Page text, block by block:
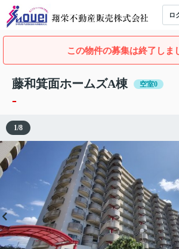
ロ
この物件の募集は終了しま
藤和箕面ホームズA棟 空室0
-
1/8